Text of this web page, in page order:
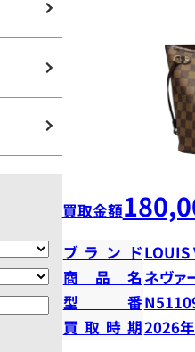
買取金額
ブランドLOUIS
商品名 ネヴァ
型番
買取時期2026